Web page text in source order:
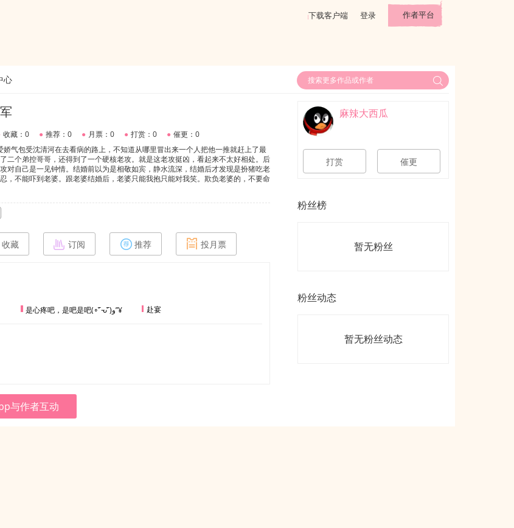
下载客户端 登录 作者平台
心
收藏：0 ● 推荐：0 ● 月票：0 ● 打赏：0 ● 催更：0
气包受沈清河在去看病的路上，不知道从哪里冒出来一个人把他一推就赶上了最
二个弟控哥哥，还得到了一个硬核老攻。就是这老攻挺凶，看起来不太好相处。后
对自己是一见钟情。结婚前以为是相敬如宾，静水流深，结婚后才发现是扮猪吃老
，不能吓到老婆。跟老婆结婚后，老婆只能我抱只能对我笑。欺负老婆的，不要命
收藏 订阅 推荐 投月票
是心疼吧，是吧是吧(∘¯̆ᘢ¯̆)و”¥ 赴宴
与作者互动
麻辣大西瓜
打赏 催更
粉丝榜
暂无粉丝
粉丝动态
暂无粉丝动态